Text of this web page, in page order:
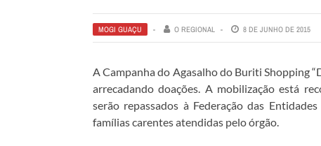
MOGI GUAÇU O REGIONAL 8 DE JUNHO DE 2015
A Campanha do Agasalho do Buriti Shopping
arrecadando doações. A mobilização está
serão repassados à Federação das
famílias carentes atendidas pelo órgão.